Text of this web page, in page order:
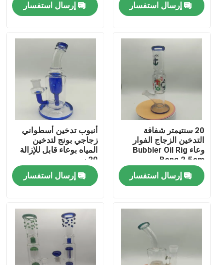
المنتجات
جولة في المعمل
ضبط الجودة
اتصل بنا
أخبار
الزجاج بونغ بانجر
زجاج الماء بونغ
إرسال استفسار
إرسال استفسار
20 سنتيمتر شفافة
التدخين الزجاج الفوار
وعاء Bubbler Oil Rig
Bong 2.5cm
إرسال استفسار
أنبوب تدخين أسطواني
زجاجي بونج لتدخين
المياه بوعاء قابل للإزالة
20 سم
إرسال استفسار